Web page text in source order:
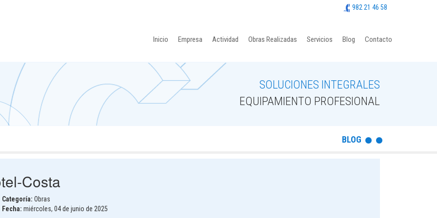
982 21 46 58
Inicio Empresa Actividad Obras Realizadas Servicios Blog Contacto
SOLUCIONES INTEGRALES
EQUIPAMIENTO PROFESIONAL
BLOG
Costa
Categoría: Obras
Fecha: miércoles, 04 de junio de 2025